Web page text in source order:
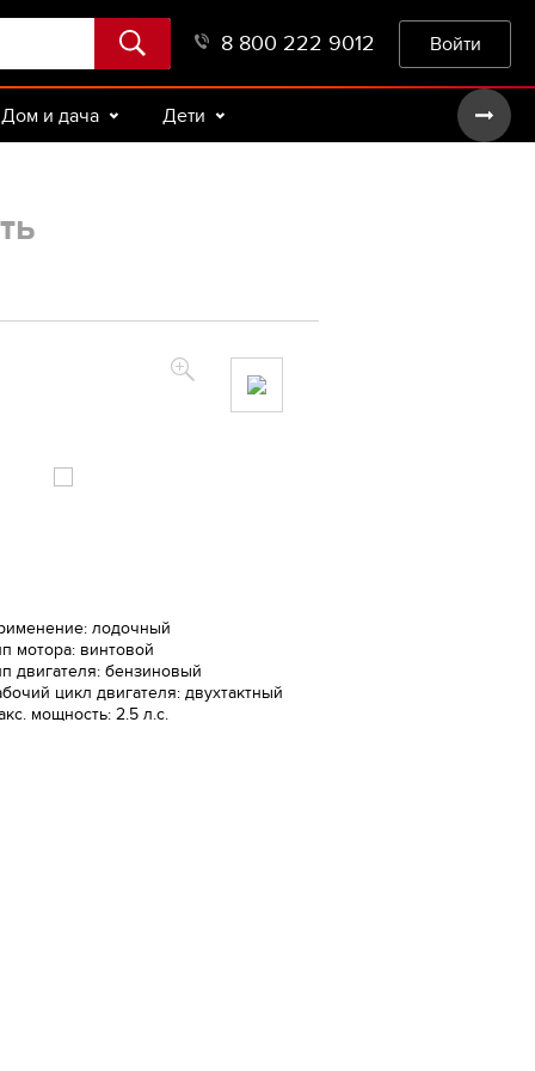
8 800 222 9012 Войти
Дом и дача Дети
лодочный
мотора: винтовой
двигателя: бензиновый
цикл двигателя: двухтактный
мощность: 2.5 л.с.